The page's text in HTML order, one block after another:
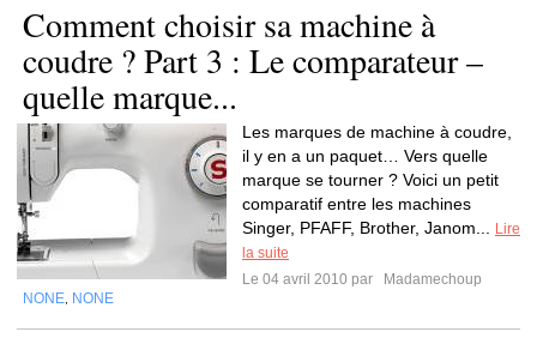
Comment choisir sa machine à
coudre ? Part 3 : Le comparateur –
quelle marque...
Les marques de machine à coudre,
il y en a un paquet… Vers quelle
marque se tourner ? Voici un petit
comparatif entre les machines
Singer, PFAFF, Brother, Janom...
Lire
la suite
Le 04 avril 2010 par
Madamechoup
NONE NONE